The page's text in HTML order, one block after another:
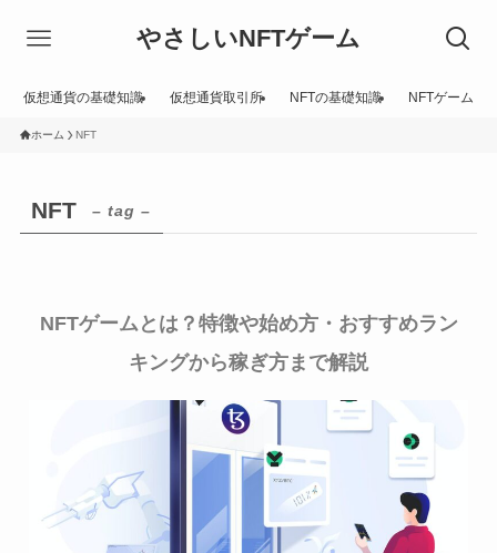
やさしいNFTゲーム
仮想通貨の基礎知識 仮想通貨取引所 NFTの基礎知識 NFTゲーム
ホーム NFT
NFT – tag –
NFTゲームとは？特徴や始め方・おすすめラン
キングから稼ぎ方まで解説